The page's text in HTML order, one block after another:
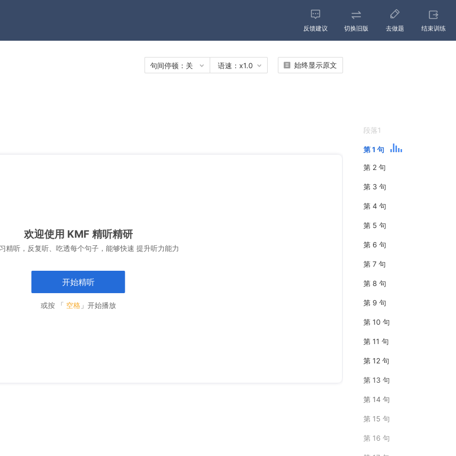
反馈建议 切换旧版 去做题 结束训练
句间停顿： 关 语速： x1.0 始终显示原文
欢迎使用 KMF 精听精研
精听，反复听、吃透每个句子，能够快速 提升听力能力
开始精听
或按 「 空格 」开始播放
段落1
第 1 句
第 2 句
第 3 句
第 4 句
第 5 句
第 6 句
第 7 句
第 8 句
第 9 句
第 10 句
第 11 句
第 12 句
第 13 句
第 14 句
第 15 句
第 16 句